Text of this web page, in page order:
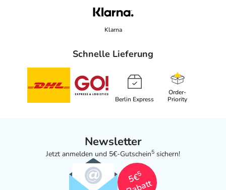
Klarna
Schnelle Lieferung
Berlin Express
Order-
Priority
Newsletter
Jetzt anmelden und 5€-Gutschein5 sichern!
5€
5